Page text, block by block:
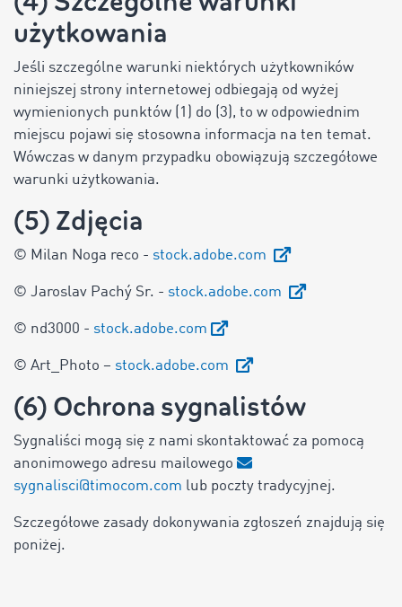
użytkowania
Jeśli szczególne warunki niektórych użytkowników
niniejszej strony internetowej odbiegają od wyżej
wymienionych punktów (1) do (3), to w odpowiednim
miejscu pojawi się stosowna informacja na ten temat.
Wówczas w danym przypadku obowiązują szczegółowe
warunki użytkowania.
(5) Zdjęcia
© Milan Noga reco - stock.adobe.com
© Jaroslav Pachý Sr. - stock.adobe.com
© nd3000 - stock.adobe.com
© Art_Photo – stock.adobe.com
(6) Ochrona sygnalistów
Sygnaliści mogą się z nami skontaktować za pomocą
anonimowego adresu mailowego
sygnalisci@timocom.com lub poczty tradycyjnej.
Szczegółowe zasady dokonywania zgłoszeń znajdują się
poniżej.